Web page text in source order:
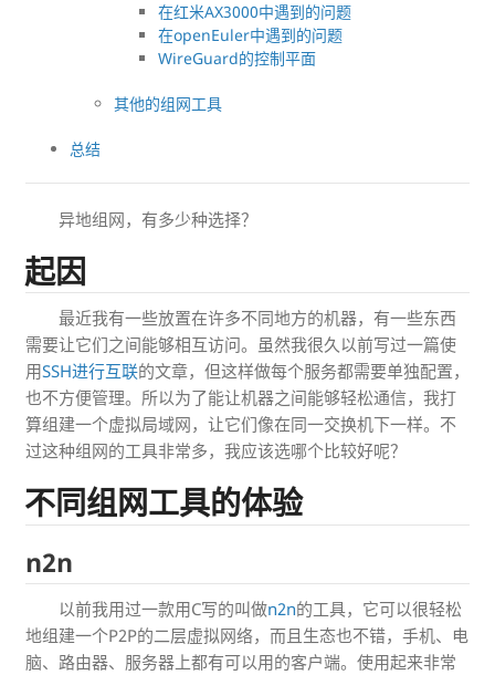
在红米AX3000中遇到的问题
在openEuler中遇到的问题
WireGuard的控制平面
其他的组网工具
总结
异地组网，有多少种选择？
起因
最近我有一些放置在许多不同地方的机器，有一些东西
需要让它们之间能够相互访问。虽然我很久以前写过一篇使
用SSH进行互联的文章，但这样做每个服务都需要单独配置，
也不方便管理。所以为了能让机器之间能够轻松通信，我打
算组建一个虚拟局域网，让它们像在同一交换机下一样。不
过这种组网的工具非常多，我应该选哪个比较好呢？
不同组网工具的体验
n2n
以前我用过一款用C写的叫做n2n的工具，它可以很轻松
地组建一个P2P的二层虚拟网络，而且生态也不错，手机、电
脑、路由器、服务器上都有可以用的客户端。使用起来非常